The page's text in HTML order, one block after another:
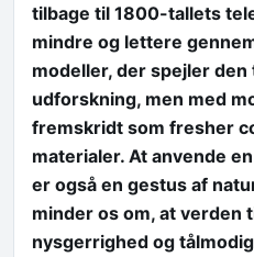
tilbage til 1800-tallets
mindre og lettere
modeller, der spejler den
udforskning, men med
fremskridt som fresher
materialer. At anvende
er også en gestus af
minder os om, at
nysgerrighed og